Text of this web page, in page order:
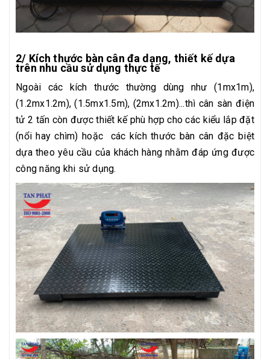
2/ Kích thước bàn cân đa dạng, thiết kế dựa
trên nhu cầu sử dụng thực tế
Ngoài các kích thước thường dùng như (1mx1m),
(1.2mx1.2m), (1.5mx1.5m), (2mx1.2m)...thì cân sàn điện
tử 2 tấn còn được thiết kế phù hợp cho các kiểu lắp đặt
(nổi hay chìm) hoặc các kích thước bàn cân đặc biệt
dựa theo yêu cầu của khách hàng nhằm đáp ứng được
công năng khi sử dụng.